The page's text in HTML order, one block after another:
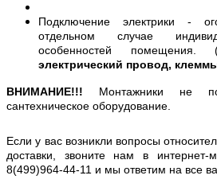
Подключение электрики -
отдельном случае
особенностей помещения.
электрический провод,
ВНИМАНИЕ!!! Монтажники не
сантехническое оборудование.
Если у вас возникли вопросы
доставки, звоните нам в интернет-
8(499)964-44-11 и мы ответим на все